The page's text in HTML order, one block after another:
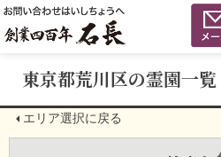
東京都荒川区の霊園一覧
エリア選択に戻る